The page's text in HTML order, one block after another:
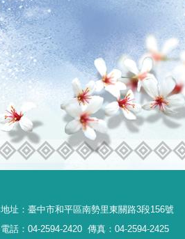
地址： 臺中市和平區南勢里東關路3段156號
電話：04-2594-2420 傳真：04-2594-2425